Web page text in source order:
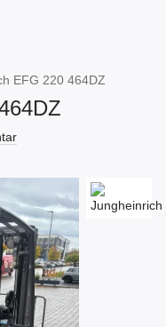
EFG 220 464DZ